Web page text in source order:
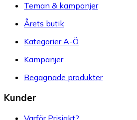
Teman & kampanjer
Årets butik
Kategorier A-Ö
Kampanjer
Begagnade produkter
Kunder
Varför Prisjakt?